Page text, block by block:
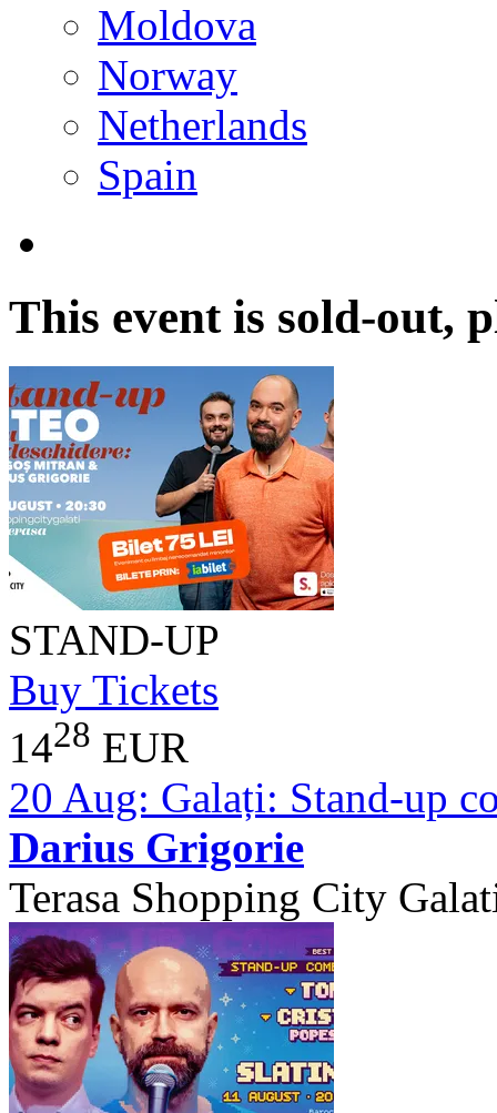
Moldova
Norway
Netherlands
Spain
This event is sold-out,
STAND-UP
Buy Tickets
1428 EUR
20 Aug: Galați: Stand-up
Darius Grigorie
Terasa Shopping City